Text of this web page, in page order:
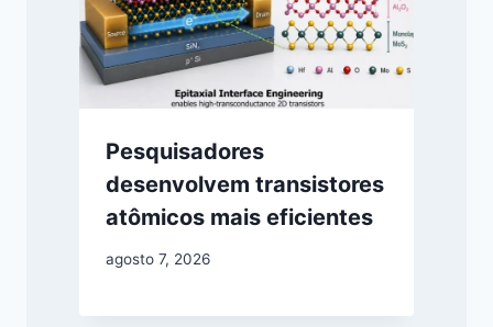
Pesquisadores
desenvolvem transistores
atômicos mais eficientes
agosto 7, 2026